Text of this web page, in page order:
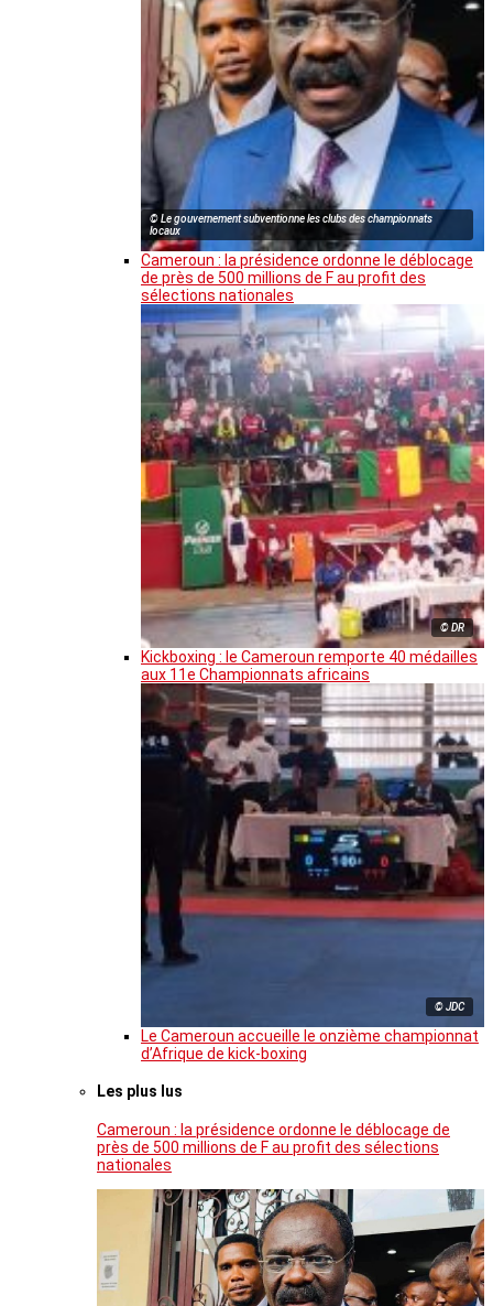
© Le gouvernement subventionne les clubs des championnats
locaux
Cameroun : la présidence ordonne le déblocage
de près de 500 millions de F au profit des
sélections nationales
© DR
Kickboxing : le Cameroun remporte 40 médailles
aux 11e Championnats africains
© JDC
Le Cameroun accueille le onzième championnat
d’Afrique de kick-boxing
Les plus lus
Cameroun : la présidence ordonne le déblocage de
près de 500 millions de F au profit des sélections
nationales